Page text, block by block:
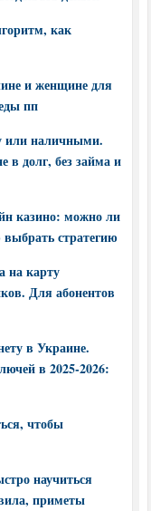
как
и женщине для
пп
или наличными.
в долг, без займа и
казино: можно ли
стратегию
на карту
Для абонентов
в Украине.
в 2025-2026:
чтобы
научиться
приметы